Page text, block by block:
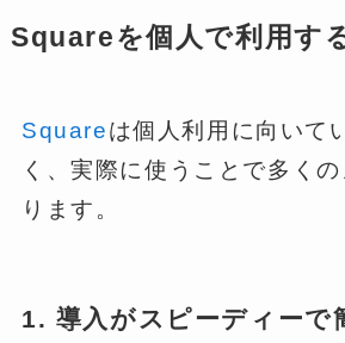
Squareを個人で利用す
Squareは個人利用に向いて
く、実際に使うことで多く
ります。
1. 導入がスピーディーで